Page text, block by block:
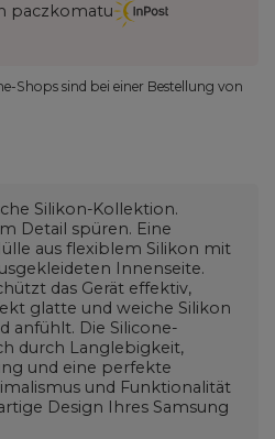
paczkomatu
Shops sind bei einer Bestellung von
Silikon-Kollektion.
Detail spüren. Eine
aus flexiblem Silikon mit
Innenseite.
das Gerät effektiv,
glatte und weiche Silikon
anfühlt. Die Silicone-
durch Langlebigkeit,
und eine perfekte
und Funktionalität
Design Ihres Samsung